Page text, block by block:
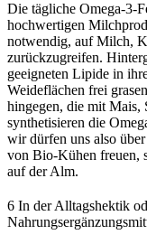
Die tägliche Omega-3-
hochwertigen
notwendig, auf Milch,
zurückzugreifen.
geeigneten Lipide in
Weideflächen frei
hingegen, die mit Mais,
synthetisieren die
wir dürfen uns also
von Bio-Kühen freuen,
auf der Alm.
6 In der Alltagshektik